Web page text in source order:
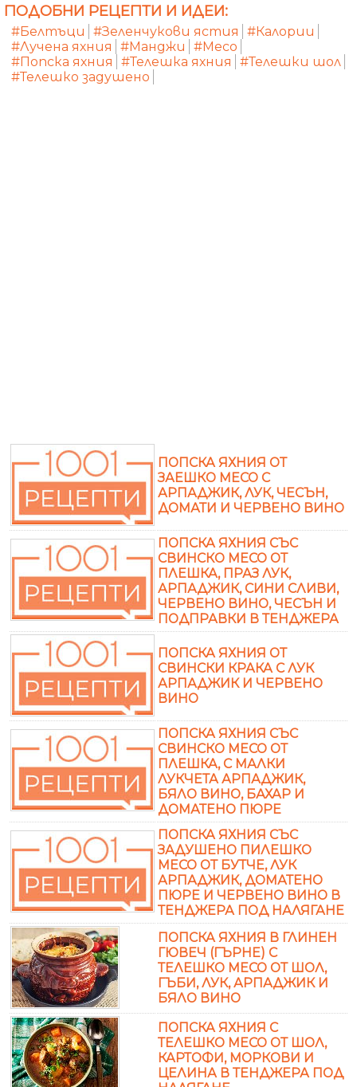
ПОДОБНИ РЕЦЕПТИ И ИДЕИ:
#Белтъци #Зеленчукови ястия
#Калории
#Лучена яхния
#Манджи
#Месо
#Попска яхния
#Телешка яхния
#Телешки шол
#Телешко задушено
ПОПСКА ЯХНИЯ ОТ
ЗАЕШКО МЕСО С
АРПАДЖИК, ЛУК, ЧЕСЪН,
ДОМАТИ И ЧЕРВЕНО ВИНО
ПОПСКА ЯХНИЯ СЪС
СВИНСКО МЕСО ОТ
ПЛЕШКА, ПРАЗ ЛУК,
АРПАДЖИК, СИНИ СЛИВИ,
ЧЕРВЕНО ВИНО, ЧЕСЪН И
ПОДПРАВКИ В ТЕНДЖЕРА
ПОПСКА ЯХНИЯ ОТ
СВИНСКИ КРАКА С ЛУК
АРПАДЖИК И ЧЕРВЕНО
ВИНО
ПОПСКА ЯХНИЯ СЪС
СВИНСКО МЕСО ОТ
ПЛЕШКА, С МАЛКИ
ЛУКЧЕТА АРПАДЖИК,
БЯЛО ВИНО, БАХАР И
ДОМАТЕНО ПЮРЕ
ПОПСКА ЯХНИЯ СЪС
ЗАДУШЕНО ПИЛЕШКО
МЕСО ОТ БУТЧЕ, ЛУК
АРПАДЖИК, ДОМАТЕНО
ПЮРЕ И ЧЕРВЕНО ВИНО В
ТЕНДЖЕРА ПОД НАЛЯГАНЕ
ПОПСКА ЯХНИЯ В ГЛИНЕН
ГЮВЕЧ (ГЪРНЕ) С
ТЕЛЕШКО МЕСО ОТ ШОЛ,
ГЪБИ, ЛУК, АРПАДЖИК И
БЯЛО ВИНО
ПОПСКА ЯХНИЯ С
ТЕЛЕШКО МЕСО ОТ ШОЛ,
КАРТОФИ, МОРКОВИ И
ЦЕЛИНА В ТЕНДЖЕРА ПОД